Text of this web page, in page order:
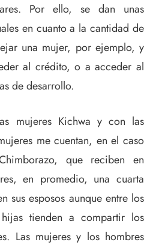
Por ello, se dan unas
en cuanto a la cantidad de
una mujer, por ejemplo, y
al crédito, o a acceder al
de desarrollo.
mujeres Kichwa y con las
me cuentan, en el caso
que reciben en
en promedio, una cuarta
sus esposos aunque entre los
tienden a compartir los
Las mujeres y los hombres